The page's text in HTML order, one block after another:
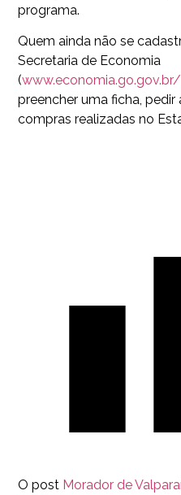
programa.
Quem ainda não se
Secretaria de Economia
(
preencher uma ficha, pedir
compras realizadas no
O post Morador de